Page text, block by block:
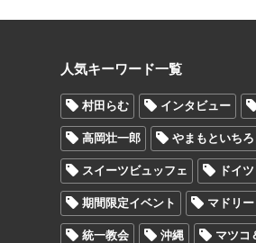
人気キーワード一覧
村田らむ インタビュー
高岡壮一郎 やまもといちろ
スイーツビュッフェ ドイツ
期間限定イベント マドリー
統一教会 沖縄 マツコ